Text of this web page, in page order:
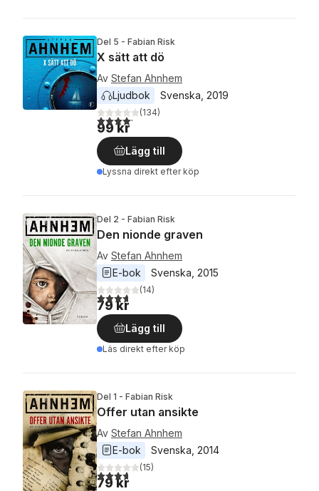
Del 5 - Fabian Risk
X sätt att dö
Av Stefan Ahnhem
Ljudbok
Svenska 2019
4,2utav 5 stjärnor. Totalt antal röster:
(134)
99 kr
Lägg till
Lyssna direkt efter köp
Del 2 - Fabian Risk
Den nionde graven
Av Stefan Ahnhem
E-bok
Svenska 2015
3,7utav 5 stjärnor. Totalt antal röster:
(14)
79 kr
Lägg till
Läs direkt efter köp
Del 1 - Fabian Risk
Offer utan ansikte
Av Stefan Ahnhem
E-bok
Svenska 2014
3,7utav 5 stjärnor. Totalt antal röster:
(15)
79 kr